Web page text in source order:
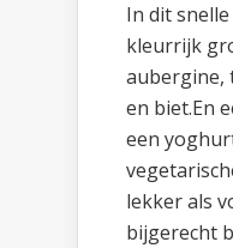
In dit
kleurrijk
aubergine,
en biet.En
een
lekker als
bijgerecht